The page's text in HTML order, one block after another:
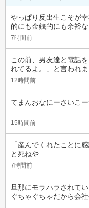
やっぱり反出生こそが
的にも金銭的にも余裕
7時間前
この前、男友達と電話
れてるよ。」と言われ
12時間前
てまんおなにーさいこ
15時間前
「産んでくれたことに
と死ねや
7時間前
旦那にモラハラされて
ぐちゃぐちゃだから会